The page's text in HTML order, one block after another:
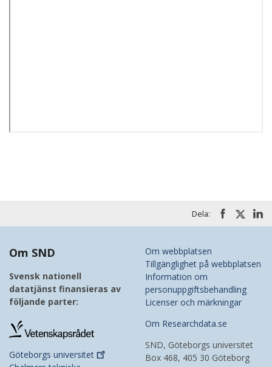
Dela:
Om SND
Svensk nationell
datatjänst finansieras av
följande parter:
Göteborgs universitet
Om webbplatsen
Tillgänglighet på webbplatsen
Information om
personuppgiftsbehandling
Licenser och märkningar
Om Researchdata.se
SND, Göteborgs universitet
Box 468, 405 30 Göteborg